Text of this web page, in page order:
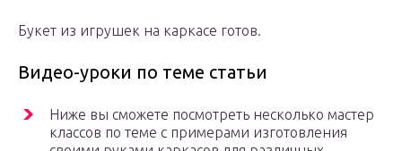
Букет из игрушек на каркасе готов.
Видео-уроки по теме статьи
Ниже вы сможете посмотреть несколько мастер
классов по теме с примерами изготовления